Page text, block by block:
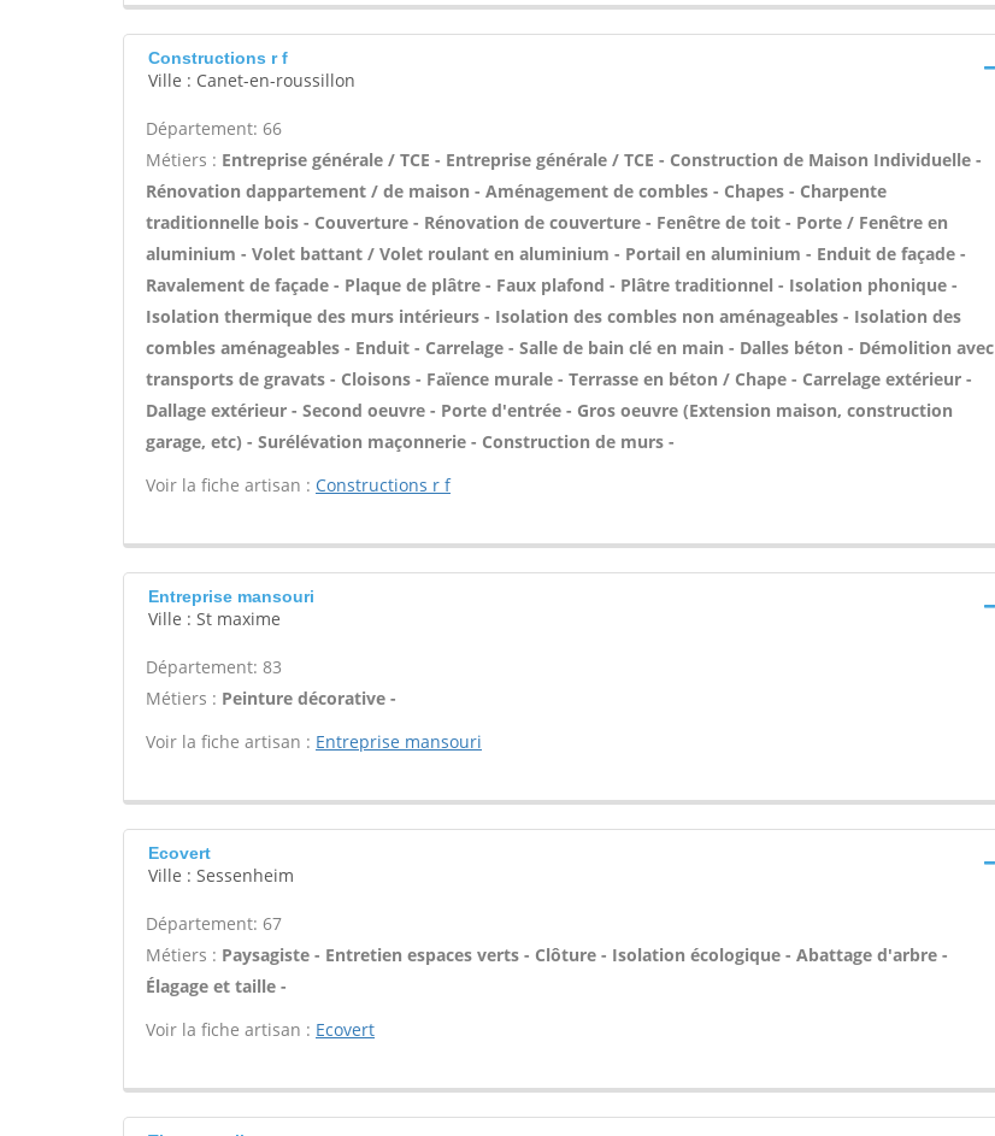
Constructions r f
Ville : Canet-en-roussillon
Département: 66
Métiers : Entreprise générale / TCE - Entreprise générale / TCE - Construction de Maison Individuelle -
Rénovation dappartement / de maison - Aménagement de combles - Chapes - Charpente
traditionnelle bois - Couverture - Rénovation de couverture - Fenêtre de toit - Porte / Fenêtre en
aluminium - Volet battant / Volet roulant en aluminium - Portail en aluminium - Enduit de façade -
Ravalement de façade - Plaque de plâtre - Faux plafond - Plâtre traditionnel - Isolation phonique -
Isolation thermique des murs intérieurs - Isolation des combles non aménageables - Isolation des
combles aménageables - Enduit - Carrelage - Salle de bain clé en main - Dalles béton - Démolition avec
transports de gravats - Cloisons - Faïence murale - Terrasse en béton / Chape - Carrelage extérieur -
Dallage extérieur - Second oeuvre - Porte d'entrée - Gros oeuvre (Extension maison, construction
garage, etc) - Surélévation maçonnerie - Construction de murs -
Voir la fiche artisan : Constructions r f
Entreprise mansouri
Ville : St maxime
Département: 83
Métiers : Peinture décorative -
Voir la fiche artisan : Entreprise mansouri
Ecovert
Ville : Sessenheim
Département: 67
Métiers : Paysagiste - Entretien espaces verts - Clôture - Isolation écologique - Abattage d'arbre -
Élagage et taille -
Voir la fiche artisan : Ecovert